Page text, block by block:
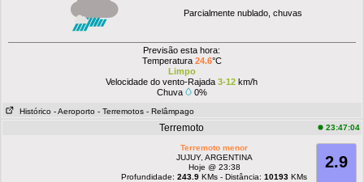
Parcialmente nublado, chuvas
Previsão esta hora:
Temperatura 24.6°C
Limpo
Velocidade do vento-Rajada 3-12 km/h
Chuva
0%
Histórico - Aeroporto - Terremotos - Relâmpago
Terremoto 23:47:04
2.9
Terremoto menor
JUJUY, ARGENTINA
Hoje @ 23:38
Profundidade:243.9 KMs - Distância:10193 KMs